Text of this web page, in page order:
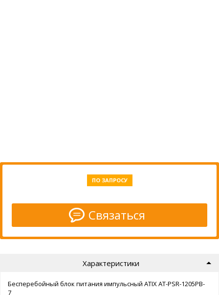
ПО ЗАПРОСУ
Связаться
Характеристики
Бесперебойный блок питания импульсный ATIX AT-PSR-1205PB-
7